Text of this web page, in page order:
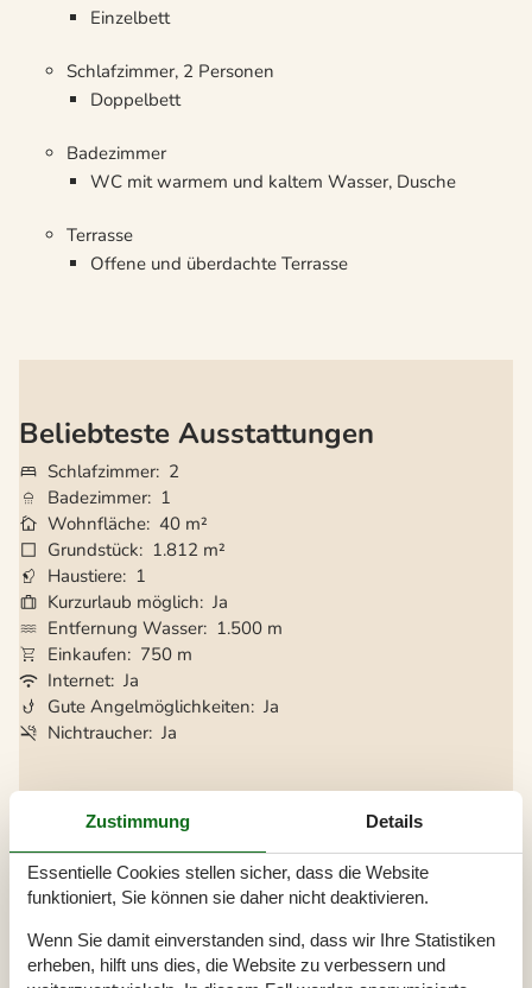
Einzelbett
Schlafzimmer, 2 Personen
Doppelbett
Badezimmer
WC mit warmem und kaltem Wasser, Dusche
Terrasse
Offene und überdachte Terrasse
Beliebteste Ausstattungen
Schlafzimmer 2
Badezimmer 1
Wohnfläche 40 m²
Grundstück
1.812 m²
Haustiere 1
Kurzurlaub möglich Ja
Entfernung Wasser 1.500 m
Einkaufen
750 m
Internet Ja
Gute Angelmöglichkeiten Ja
Nichtraucher Ja
Gesamte Ausstattung
Aktivitäten
Angelmöglichkeit, Meer
Badezimmer
TOILETTE. Heißes und kaltes Wasser
Zustimmung Details
Essentielle Cookies stellen sicher, dass die Website
funktioniert, Sie können sie daher nicht deaktivieren.
Wenn Sie damit einverstanden sind, dass wir Ihre Statistiken
erheben, hilft uns dies, die Website zu verbessern und